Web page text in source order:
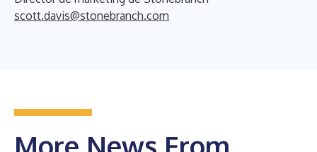
scott.davis@stonebranch.com